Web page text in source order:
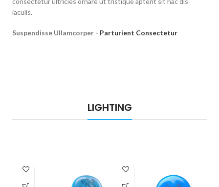
iaculis.
Suspendisse Ullamcorper - Parturient Consectetur
LIGHTING